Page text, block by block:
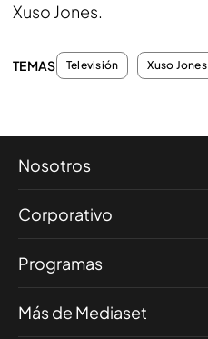
Xuso Jones.
TEMAS Televisión Xuso Jones
Nosotros
Corporativo
Programas
Más de Mediaset